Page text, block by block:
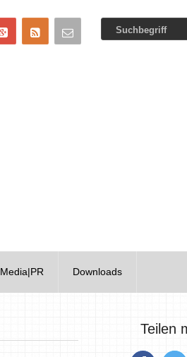
Media|PR Downloads
Teilen